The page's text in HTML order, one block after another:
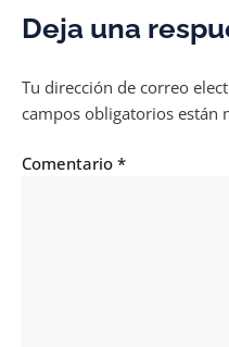
Deja una
Tu dirección de correo
campos obligatorios están
Comentario *